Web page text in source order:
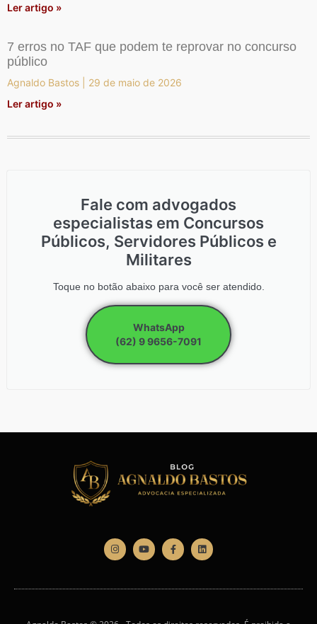
Ler artigo »
7 erros no TAF que podem te reprovar no concurso
público
Agnaldo Bastos
29 de maio de 2026
Ler artigo »
Fale com advogados
especialistas em Concursos
Públicos, Servidores Públicos e
Militares
Toque no botão abaixo para você ser atendido.
WhatsApp
(62) 9 9656-7091